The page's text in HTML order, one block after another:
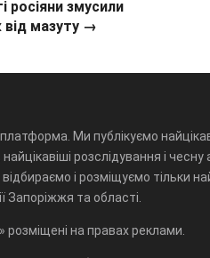
росіяни змусили
мазуту →
Ми публікуємо
розслідування і чесну
і розміщуємо тільки
Запоріжжя та області.
розміщені на правах реклами.